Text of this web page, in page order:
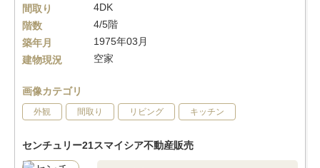
間取り
4DK
階数
4/5階
築年月
1975年03月
建物現況
空家
画像カテゴリ
外観 間取り リビング キッチン
センチュリー21スマイシア不動産販売